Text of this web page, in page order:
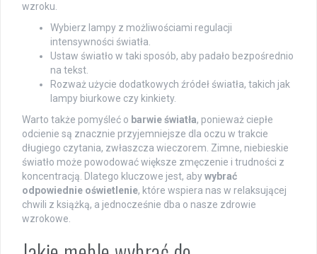
wzroku.
Wybierz lampy z możliwościami regulacji
intensywności światła.
Ustaw światło w taki sposób, aby padało bezpośrednio
na tekst.
Rozważ użycie dodatkowych źródeł światła, takich jak
lampy biurkowe czy kinkiety.
Warto także pomyśleć o barwie światła, ponieważ ciepłe
odcienie są znacznie przyjemniejsze dla oczu w trakcie
długiego czytania, zwłaszcza wieczorem. Zimne, niebieskie
światło może powodować większe zmęczenie i trudności z
koncentracją. Dlatego kluczowe jest, abywybrać
odpowiednie oświetlenie, które wspiera nas w relaksującej
chwili z książką, a jednocześnie dba o nasze zdrowie
wzrokowe.